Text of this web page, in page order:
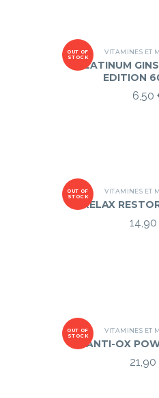
OUT OF
STOCK
VITAMINES ET
PLATINUM
EDITION
6,50
OUT OF
STOCK
VITAMINES ET
RELAX
14,90
OUT OF
STOCK
VITAMINES ET
ANTI-OX
21,90